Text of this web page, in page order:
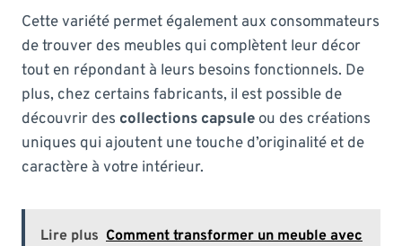
Cette variété permet également aux consommateurs
de trouver des meubles qui complètent leur décor
tout en répondant à leurs besoins fonctionnels. De
plus, chez certains fabricants, il est possible de
découvrir des collections capsule ou des créations
uniques qui ajoutent une touche d’originalité et de
caractère à votre intérieur.
Lire plus Comment transformer un meuble avec